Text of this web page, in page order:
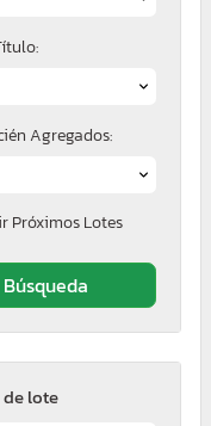
Agregados:
Próximos Lotes
lote